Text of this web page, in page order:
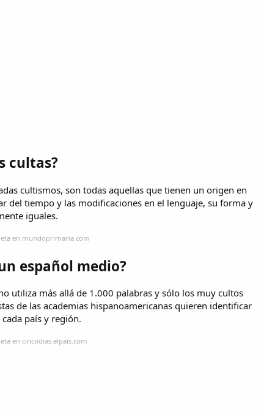
cultas?
cultismos, son todas aquellas que tienen un origen en
del tiempo y las modificaciones en el lenguaje, su forma y
iguales.
en mundoprimaria.com
español medio?
utiliza más allá de 1.000 palabras y sólo los muy cultos
de las academias hispanoamericanas quieren identificar
país y región.
en cincodias.elpais.com